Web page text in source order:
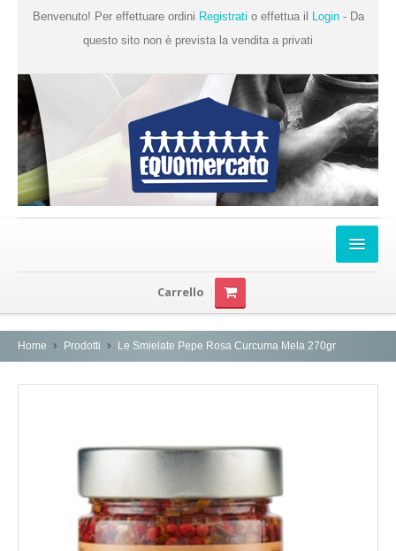
Benvenuto! Per effettuare ordini Registrati o effettua il Login- Da
questo sito non è prevista la vendita a privati
Chi Siamo
Prodotti
Produttori
Carrello
Home Prodotti Le Smielate Pepe Rosa Curcuma Mela 270gr